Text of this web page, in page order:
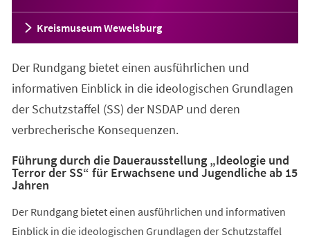
Kreismuseum Wewelsburg
Der Rundgang bietet einen ausführlichen und
informativen Einblick in die ideologischen Grundlagen
der Schutzstaffel (SS) der NSDAP und deren
verbrecherische Konsequenzen.
Führung durch die Dauerausstellung „Ideologie und
Terror der SS“ für Erwachsene und Jugendliche ab 15
Jahren
Der Rundgang bietet einen ausführlichen und informativen
Einblick in die ideologischen Grundlagen der Schutzstaffel